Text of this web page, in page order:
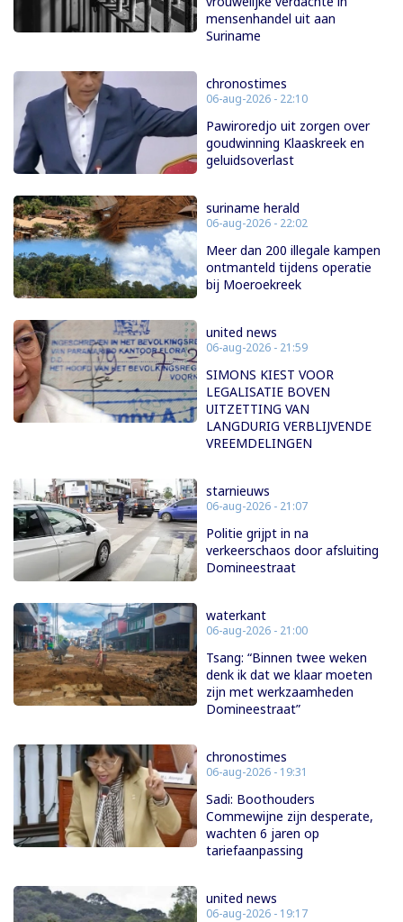
mensenhandel uit aan
Suriname
chronostimes
06-aug-2026 - 22:10
Pawiroredjo uit zorgen over
goudwinning Klaaskreek en
geluidsoverlast
suriname herald
06-aug-2026 - 22:02
Meer dan 200 illegale kampen
ontmanteld tijdens operatie
bij Moeroekreek
united news
06-aug-2026 - 21:59
SIMONS KIEST VOOR
LEGALISATIE BOVEN
UITZETTING VAN
LANGDURIG VERBLIJVENDE
VREEMDELINGEN
starnieuws
06-aug-2026 - 21:07
Politie grijpt in na
verkeerschaos door afsluiting
Domineestraat
waterkant
06-aug-2026 - 21:00
Tsang: “Binnen twee weken
denk ik dat we klaar moeten
zijn met werkzaamheden
Domineestraat”
chronostimes
06-aug-2026 - 19:31
Sadi: Boothouders
Commewijne zijn desperate,
wachten 6 jaren op
tariefaanpassing
united news
06-aug-2026 - 19:17